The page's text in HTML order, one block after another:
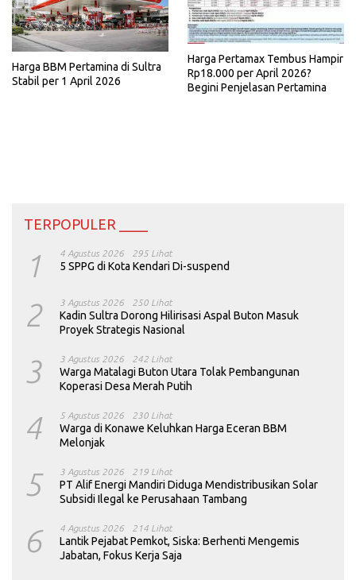
Harga BBM Pertamina di Sultra
Stabil per 1 April 2026
Harga Pertamax Tembus Hampir
Rp18.000 per April 2026?
Begini Penjelasan Pertamina
TERPOPULER ____
1 4 Agustus 2026 295 Lihat
5 SPPG di Kota Kendari Di-suspend
2 3 Agustus 2026 250 Lihat
Kadin Sultra Dorong Hilirisasi Aspal Buton Masuk
Proyek Strategis Nasional
3 3 Agustus 2026 242 Lihat
Warga Matalagi Buton Utara Tolak Pembangunan
Koperasi Desa Merah Putih
4 5 Agustus 2026 230 Lihat
Warga di Konawe Keluhkan Harga Eceran BBM
Melonjak
5 3 Agustus 2026 219 Lihat
PT Alif Energi Mandiri Diduga Mendistribusikan Solar
Subsidi Ilegal ke Perusahaan Tambang
6 4 Agustus 2026 214 Lihat
Lantik Pejabat Pemkot, Siska: Berhenti Mengemis
Jabatan, Fokus Kerja Saja